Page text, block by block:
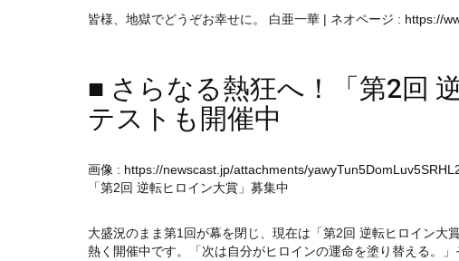
皆様、地獄でどうぞお幸せに。 白亜一華 | ネオページ : https://
■ さらなる熱狂へ！「第2回
テストも開催中
画像 : https://newscast.jp/attachments/
「第2回 逆転ヒロイン大賞」募集中
大盛況のまま第1回が幕を閉じ、現在は「第2回 逆転ヒロイン大
熱く開催中です。「次は自分がヒロインの運命を塗り替える。